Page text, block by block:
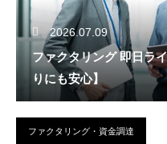
2026.07.09
ファクタリング 即日ラ
りにも安心】
ファクタリング・資金調達